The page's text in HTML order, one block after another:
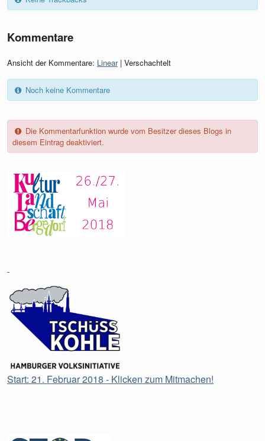
Kommentare
Ansicht der Kommentare: Linear| Verschachtelt
Noch keine Kommentare
Die Kommentarfunktion wurde vom Besitzer dieses Blogs in
diesem Eintrag deaktiviert.
Start: 21. Februar 2018 - Klicken zum Mitmachen!